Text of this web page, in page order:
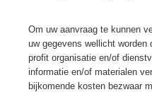
Om uw aanvraag te kunnen
uw gegevens wellicht worden
profit organisatie en/of
informatie en/of materialen
bijkomende kosten bezwaar